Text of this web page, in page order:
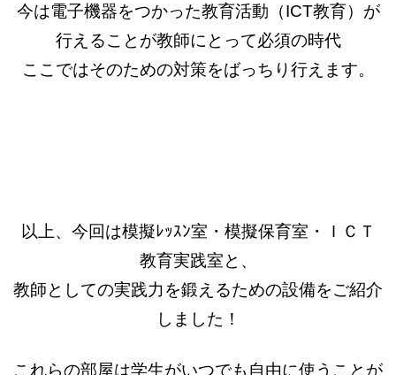
今は電子機器をつかった教育活動（ICT教育）が
行えることが教師にとって必須の時代
ここではそのための対策をばっちり行えます。
以上、今回は模擬ﾚｯｽﾝ室・模擬保育室・ＩＣＴ
教育実践室と、
教師としての実践力を鍛えるための設備をご紹介
しました！
これらの部屋は学生がいつでも自由に使うことが